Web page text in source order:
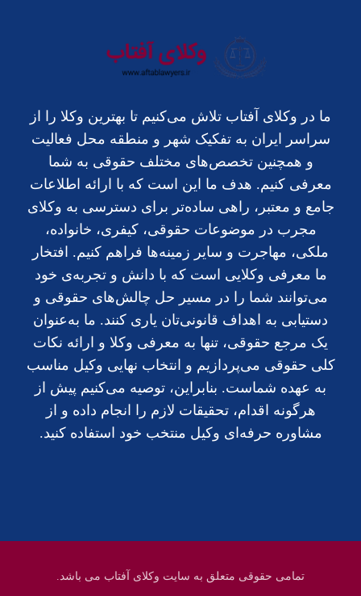
ما در وکلای آفتاب تلاش می‌کنیم تا بهترین وکلا را از
سراسر ایران به تفکیک شهر و منطقه محل فعالیت
و همچنین تخصص‌های مختلف حقوقی به شما
معرفی کنیم. هدف ما این است که با ارائه اطلاعات
جامع و معتبر، راهی ساده‌تر برای دسترسی به وکلای
مجرب در موضوعات حقوقی، کیفری، خانواده،
ملکی، مهاجرت و سایر زمینه‌ها فراهم کنیم. افتخار
ما معرفی وکلایی است که با دانش و تجربه‌ی خود
می‌توانند شما را در مسیر حل چالش‌های حقوقی و
دستیابی به اهداف قانونی‌تان یاری کنند. ما به‌عنوان
یک مرجع حقوقی، تنها به معرفی وکلا و ارائه نکات
کلی حقوقی می‌پردازیم و انتخاب نهایی وکیل مناسب
به عهده شماست. بنابراین، توصیه می‌کنیم پیش از
هرگونه اقدام، تحقیقات لازم را انجام داده و از
مشاوره حرفه‌ای وکیل منتخب خود استفاده کنید.
تمامی حقوقی متعلق به سایت وکلای آفتاب می باشد.